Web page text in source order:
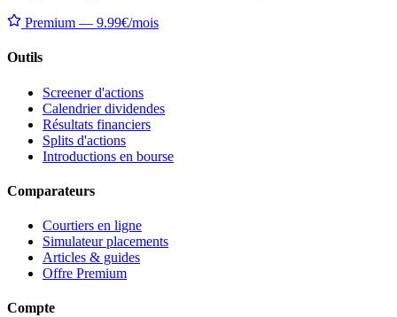
Premium — 9.99€/mois
Outils
Screener d'actions
Calendrier dividendes
Résultats financiers
Splits d'actions
Introductions en bourse
Comparateurs
Courtiers en ligne
Simulateur placements
Articles & guides
Offre Premium
Compte